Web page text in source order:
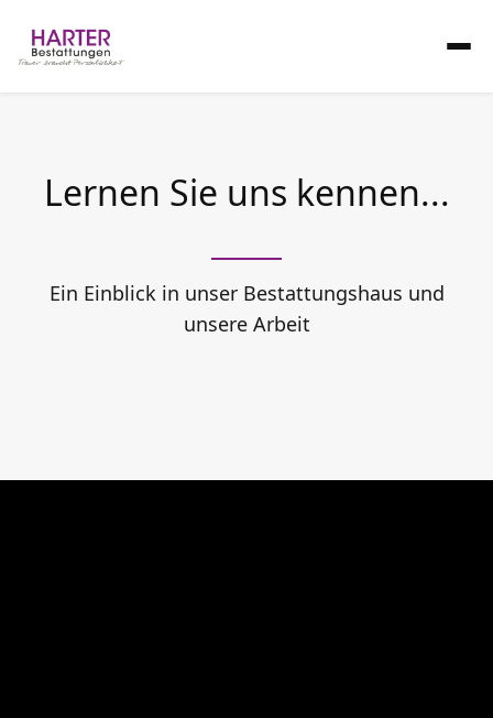
Lernen Sie uns kennen...
Ein Einblick in unser Bestattungshaus und
unsere Arbeit